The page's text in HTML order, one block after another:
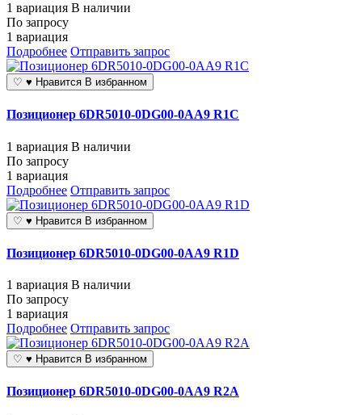
1 вариация В наличии
По запросу
1 вариация
Подробнее Отправить запрос
♡ ♥ Нравится В избранном
Позиционер 6DR5010-0DG00-0AA9 R1C
1 вариация В наличии
По запросу
1 вариация
Подробнее Отправить запрос
♡ ♥ Нравится В избранном
Позиционер 6DR5010-0DG00-0AA9 R1D
1 вариация В наличии
По запросу
1 вариация
Подробнее Отправить запрос
♡ ♥ Нравится В избранном
Позиционер 6DR5010-0DG00-0AA9 R2A